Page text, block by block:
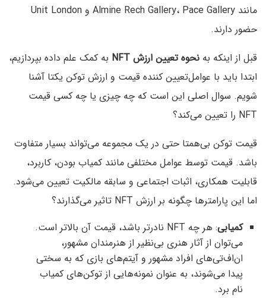
مانند Almine Rech Gallery، Pace Gallery و Unit London
حضور دارند.
قبل از اینکه به نحوه تعیین ارزش NFT
به کمک علم داده ب‍پردازیم،
ابتدا باید با عوامل‌تعیین کننده قیمت و ارزش توکن یکتا آشنا
شویم. سوال اصلی این است که چه چیزی یا چه کسی قیمت
NFT را تعیین می‌کند؟
قیمت توکن بی‌همتا حتی در یک مجموعه می‌تواند بسیار متفاوت
باشد. قیمت توسط عوامل مختلفی مانند کمیاب بودن، کاربرد،
قابلیت همکاری، اثبات اجتماعی و سابقه مالکیت تعیین می‌شود.
اما این پارامترها چگونه بر ارزش NFT تاثیر می‌گذارند؟
کمیابی
: هر چه NFT نادرتر باشد، قیمت آن بالاتر است.
می‌توان از آثار هنری بی‌نظیر از هنرمندان مشهور،
ان‌اف‌تی‌های افراد مشهور و آیتم‌های بازی که به سختی
پیدا می‌شوند، به عنوان نمونه‌هایی از توکن‌های کمیاب
نام برد.